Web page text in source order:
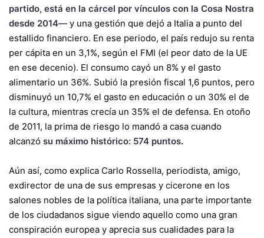
partido, está en la cárcel por vínculos con la Cosa Nostra
desde 2014— y una gestión que dejó a Italia a punto del
estallido financiero. En ese periodo, el país redujo su renta
per cápita en un 3,1%, según el FMI (el peor dato de la UE
en ese decenio). El consumo cayó un 8% y el gasto
alimentario un 36%. Subió la presión fiscal 1,6 puntos, pero
disminuyó un 10,7% el gasto en educación o un 30% el de
la cultura, mientras crecía un 35% el de defensa. En otoño
de 2011, la prima de riesgo lo mandó a casa cuando
alcanzó su máximo histórico: 574 puntos.
Aún así, como explica Carlo Rossella, periodista, amigo,
exdirector de una de sus empresas y cicerone en los
salones nobles de la política italiana, una parte importante
de los ciudadanos sigue viendo aquello como una gran
conspiración europea y aprecia sus cualidades para la